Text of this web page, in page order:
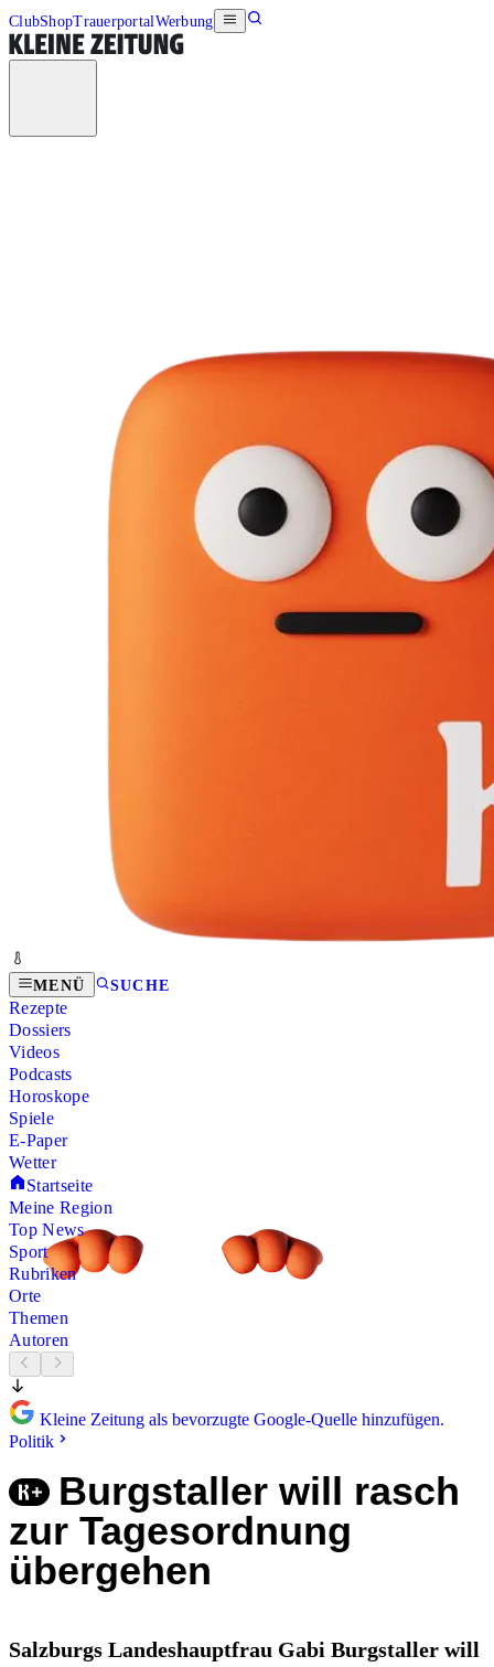
ClubShopTrauerportalWerbung
MENÜ SUCHE
Rezepte
Dossiers
Videos
Podcasts
Horoskope
Spiele
E-Paper
Wetter
Startseite
Meine Region
Top News
Sport
Rubriken
Orte
Themen
Autoren
Kleine Zeitung als bevorzugte Google-Quelle hinzufügen.
Politik
Burgstaller will rasch
zur Tagesordnung
übergehen
Salzburgs Landeshauptfrau Gabi Burgstaller will